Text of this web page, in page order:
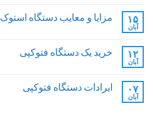
۱۵
آبان
مزایا و معایب دستگاه استوک
۱۲
آبان
خرید یک دستگاه فتوکپی
۰۷
آبان
ایرادات دستگاه فتوکپی